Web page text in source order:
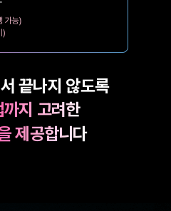
끝나지 않도록
까지 고려한
제공합니다